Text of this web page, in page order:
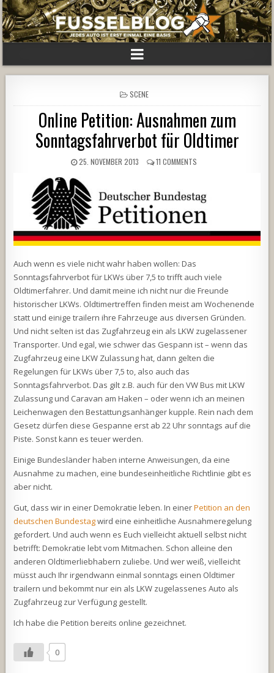
POSTED
IN
SCENE
Online Petition: Ausnahmen zum
Sonntagsfahrverbot für Oldtimer
25. NOVEMBER 2013 11 COMMENTS
Auch wenn es viele nicht wahr haben wollen: Das
Sonntagsfahrverbot für LKWs über 7,5 to trifft auch viele
Oldtimerfahrer. Und damit meine ich nicht nur die Freunde
historischer LKWs. Oldtimertreffen finden meist am Wochenende
statt und einige trailern ihre Fahrzeuge aus diversen Gründen.
Und nicht selten ist das Zugfahrzeug ein als LKW zugelassener
Transporter. Und egal, wie schwer das Gespann ist – wenn das
Zugfahrzeug eine LKW Zulassung hat, dann gelten die
Regelungen für LKWs über 7,5 to, also auch das
Sonntagsfahrverbot. Das gilt z.B. auch für den VW Bus mit LKW
Zulassung und Caravan am Haken – oder wenn ich an meinen
Leichenwagen den Bestattungsanhänger kupple. Rein nach dem
Gesetz dürfen diese Gespanne erst ab 22 Uhr sonntags auf die
Piste. Sonst kann es teuer werden.
Einige Bundesländer haben interne Anweisungen, da eine
Ausnahme zu machen, eine bundeseinheitliche Richtlinie gibt es
aber nicht.
Gut, dass wir in einer Demokratie leben. In einerPetition an den
deutschen Bundestagwird eine einheitliche Ausnahmeregelung
gefordert. Und auch wenn es Euch vielleicht aktuell selbst nicht
betrifft: Demokratie lebt vom Mitmachen. Schon alleine den
anderen Oldtimerliebhabern zuliebe. Und wer weiß, vielleicht
müsst auch Ihr irgendwann einmal sonntags einen Oldtimer
trailern und bekommt nur ein als LKW zugelassenes Auto als
Zugfahrzeug zur Verfügung gestellt.
Ich habe die Petition bereits online gezeichnet.
0